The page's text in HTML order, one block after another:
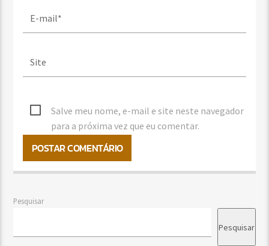
Salve meu nome, e-mail e site neste navegador
para a próxima vez que eu comentar.
Pesquisar
Pesquisar